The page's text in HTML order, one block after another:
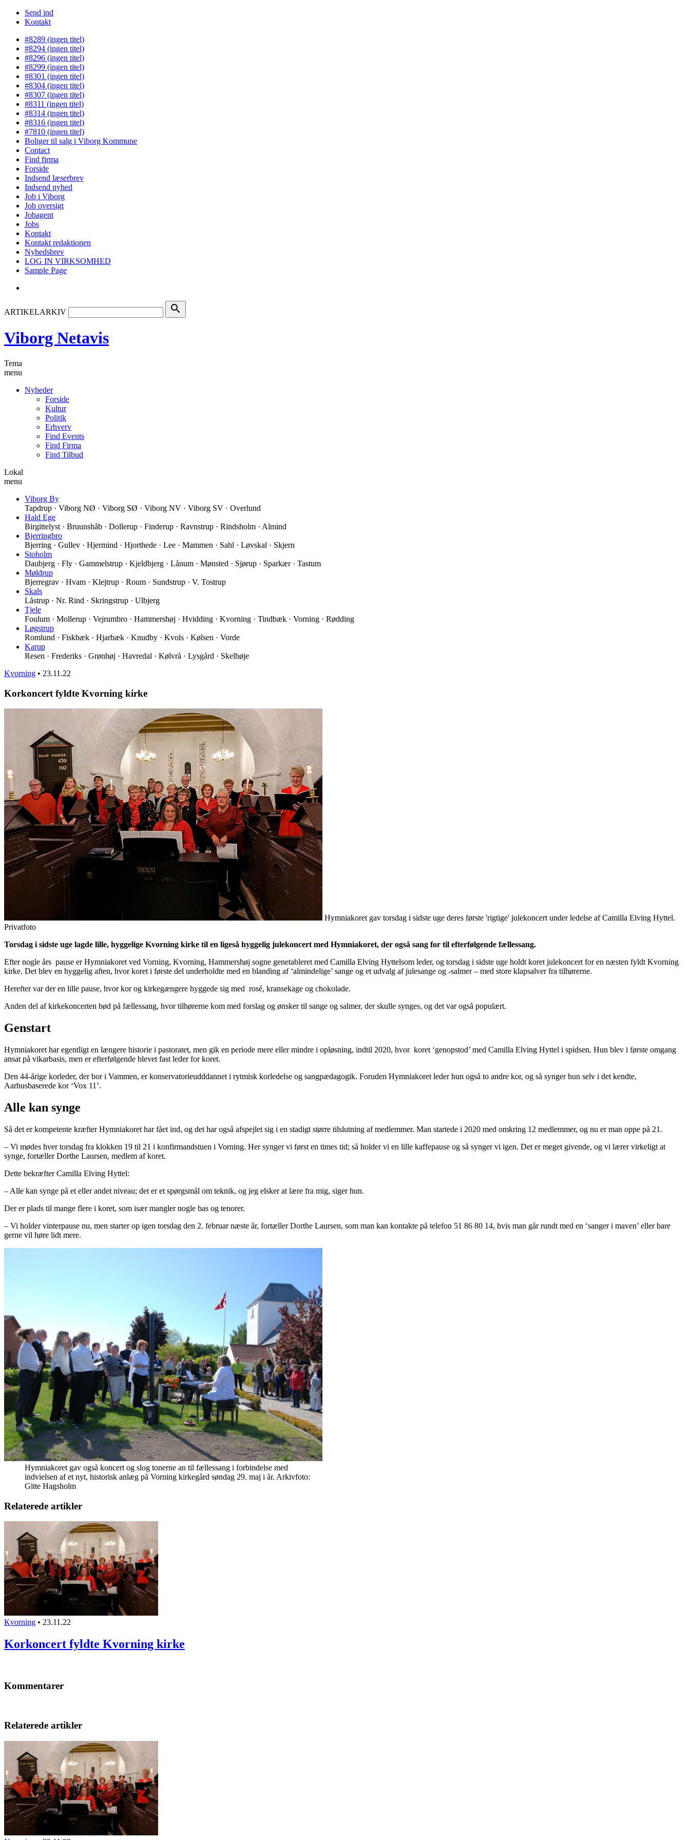
Send ind
Kontakt
#8289 (ingen titel)
#8294 (ingen titel)
#8296 (ingen titel)
#8299 (ingen titel)
#8301 (ingen titel)
#8304 (ingen titel)
#8307 (ingen titel)
#8311 (ingen titel)
#8314 (ingen titel)
#8316 (ingen titel)
#7810 (ingen titel)
Boliger til salg i Viborg Kommune
Contact
Find firma
Forside
Indsend læserbrev
Indsend nyhed
Job i Viborg
Job oversigt
Jobagent
Jobs
Kontakt
Kontakt redaktionen
Nyhedsbrev
LOG IN VIRKSOMHED
Sample Page
ARTIKELARKIV search
Viborg Netavis
Tema
menu
Nyheder
Forside
Kultur
Politik
Erhverv
Find Events
Find Firma
Find Tilbud
Lokal
menu
Viborg By
Tapdrup · Viborg NØ · Viborg SØ · Viborg NV · Viborg SV · Overlund
Hald Ege
Birgittelyst · Bruunshåb · Dollerup · Finderup · Ravnstrup · Rindsholm · Almind
Bjerringbro
Bjerring · Gullev · Hjermind · Hjorthede · Lee · Mammen · Sahl · Løvskal · Skjern
Stoholm
Daubjerg · Fly · Gammelstrup · Kjeldbjerg · Lånum · Mønsted · Sjørup · Sparkær · Tastum
Møldrup
Bjerregrav · Hvam · Klejtrup · Roum · Sundstrup · V. Tostrup
Skals
Låstrup · Nr. Rind · Skringstrup · Ulbjerg
Tjele
Foulum · Mollerup · Vejrumbro · Hammershøj · Hvidding · Kvorning · Tindbæk · Vorning · Rødding
Løgstrup
Romlund · Fiskbæk · Hjarbæk · Knudby · Kvols · Kølsen · Vorde
Karup
Resen · Frederiks · Grønhøj · Havredal · Kølvrå · Lysgård · Skelhøje
Kvorning • 23.11.22
Korkoncert fyldte Kvorning kirke
Hymniakoret gav torsdag i sidste uge deres første 'rigtige' julekoncert under ledelse af Camilla Elving Hyttel.
Privatfoto
Torsdag i sidste uge lagde lille, hyggelige Kvorning kirke til en ligeså hyggelig julekoncert med Hymniakoret, der også sang for til efterfølgende fællessang.
Efter nogle års pause er Hymniakoret ved Vorning, Kvorning, Hammershøj sogne genetableret med Camilla Elving Hyttelsom leder, og torsdag i sidste uge holdt koret julekoncert for en næsten fyldt Kvorning
kirke. Det blev en hyggelig aften, hvor koret i første del underholdte med en blanding af ‘almindelige’ sange og et udvalg af julesange og -salmer – med store klapsalver fra tilhørerne.
Herefter var der en lille pause, hvor kor og kirkegængere hyggede sig med rosé, kransekage og chokolade.
Anden del af kirkekoncerten bød på fællessang, hvor tilhørerne kom med forslag og ønsker til sange og salmer, der skulle synges, og det var også populært.
Genstart
Hymniakoret har egentligt en længere historie i pastoratet, men gik en periode mere eller mindre i opløsning, indtil 2020, hvor koret ‘genopstod’ med Camilla Elving Hyttel i spidsen. Hun blev i første omgang
ansat på vikarbasis, men er efterfølgende blevet fast leder for koret.
Den 44-årige korleder, der bor i Vammen, er konservatorieudddannet i rytmisk korledelse og sangpædagogik. Foruden Hymniakoret leder hun også to andre kor, og så synger hun selv i det kendte,
Aarhusbaserede kor ‘Vox 11’.
Alle kan synge
Så det er kompetente kræfter Hymniakoret har fået ind, og det har også afspejlet sig i en stadigt større tilslutning af medlemmer. Man startede i 2020 med omkring 12 medlemmer, og nu er man oppe på 21.
– Vi mødes hver torsdag fra klokken 19 til 21 i konfirmandstuen i Vorning. Her synger vi først en times tid; så holder vi en lille kaffepause og så synger vi igen. Det er meget givende, og vi lærer virkeligt at
synge, fortæller Dorthe Laursen, medlem af koret.
Dette bekræfter Camilla Elving Hyttel:
– Alle kan synge på et eller andet niveau; det er et spørgsmål om teknik, og jeg elsker at lære fra mig, siger hun.
Der er plads til mange flere i koret, som især mangler nogle bas og tenorer.
– Vi holder vinterpause nu, men starter op igen torsdag den 2. februar næste år, fortæller Dorthe Laursen, som man kan kontakte på telefon 51 86 80 14, hvis man går rundt med en ‘sanger i maven’ eller bare
gerne vil høre lidt mere.
Hymniakoret gav også koncert og slog tonerne an til fællessang i forbindelse med
indvielsen af et nyt, historisk anlæg på Vorning kirkegård søndag 29. maj i år. Arkivfoto:
Gitte Hagsholm
Relaterede artikler
Kvorning • 23.11.22
Korkoncert fyldte Kvorning kirke
Kommentarer
Relaterede artikler